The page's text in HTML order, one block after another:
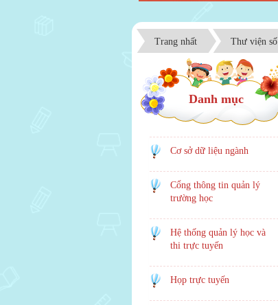
Trang nhất Thư viện số
Danh mục
Cơ sở dữ liệu ngành
Cổng thông tin quản lý
trường học
Hệ thống quản lý học và
thi trực tuyến
Họp trực tuyến